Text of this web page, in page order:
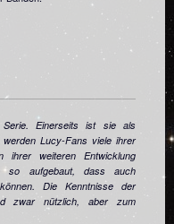
Serie. Einerseits ist sie als
werden Lucy-Fans viele ihrer
ihrer weiteren Entwicklung
so aufgebaut, dass auch
Die Kenntnisse der
zwar nützlich, aber zum